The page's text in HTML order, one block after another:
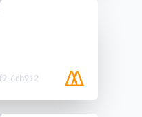
6cb912